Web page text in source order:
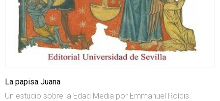
La papisa Juana
Un estudio sobre la Edad Media por Emmanuel Roídis